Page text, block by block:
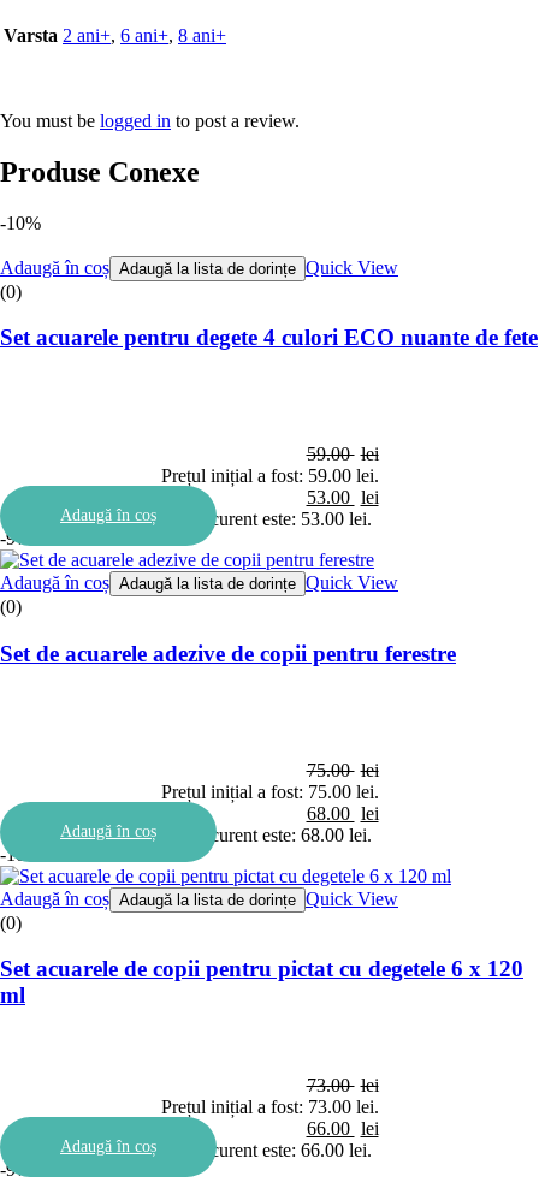
Varsta 2 ani+, 6 ani+, 8 ani+
You must be logged in to post a review.
Produse Conexe
-10%
Adaugă în coș Adaugă la lista de dorințe Quick View
(0)
Set acuarele pentru degete 4 culori ECO nuante de fete
59.00 lei
Prețul inițial a fost: 59.00 lei.
53.00 lei
Prețul curent este: 53.00 lei.
Adaugă în coș
-9%
Adaugă în coș Adaugă la lista de dorințe Quick View
(0)
Set de acuarele adezive de copii pentru ferestre
75.00 lei
Prețul inițial a fost: 75.00 lei.
68.00 lei
Prețul curent este: 68.00 lei.
Adaugă în coș
-10%
Adaugă în coș Adaugă la lista de dorințe Quick View
(0)
Set acuarele de copii pentru pictat cu degetele 6 x 120
ml
73.00 lei
Prețul inițial a fost: 73.00 lei.
66.00 lei
Prețul curent este: 66.00 lei.
Adaugă în coș
-9%